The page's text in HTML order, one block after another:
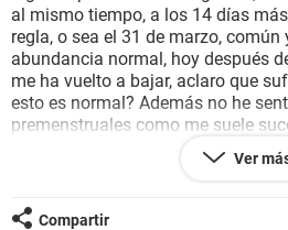
GLOSARIO
al mismo tiempo, a los 14 días
regla, o sea el 31 de marzo,
abundancia normal, hoy después
me ha vuelto a bajar, aclaro que
esto es normal? Además no he
premenstruales como me suele
día de tomar la pastilla volví a
protección y después del sangrado
Ver
Compartir